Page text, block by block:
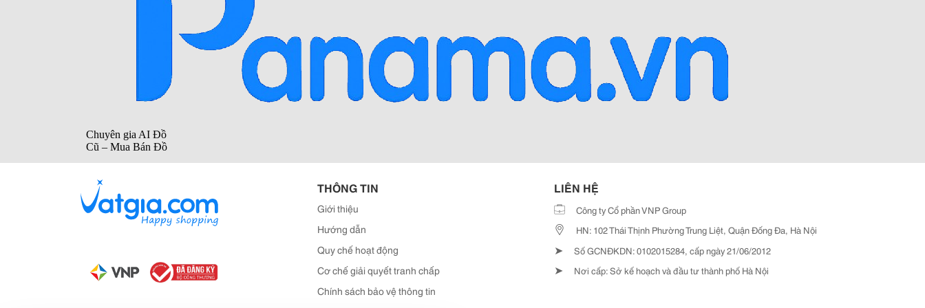
THÔNG TIN
Giới thiệu
Hướng dẫn
Quy chế hoạt động
Cơ chế giải quyết tranh chấp
Chính sách bảo vệ thông tin
LIÊN HỆ
Công ty Cổ phần VNP Group
HN: 102 Thái Thịnh Phường Trung Liệt, Quận Đống Đa, Hà Nội
➤ Số GCNĐKDN: 0102015284, cấp ngày 21/06/2012
➤ Nơi cấp: Sở kế hoạch và đầu tư thành phố Hà Nội